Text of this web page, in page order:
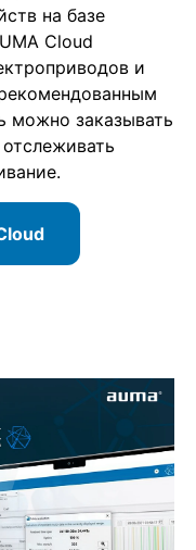
на базе
Cloud
и
можно заказывать